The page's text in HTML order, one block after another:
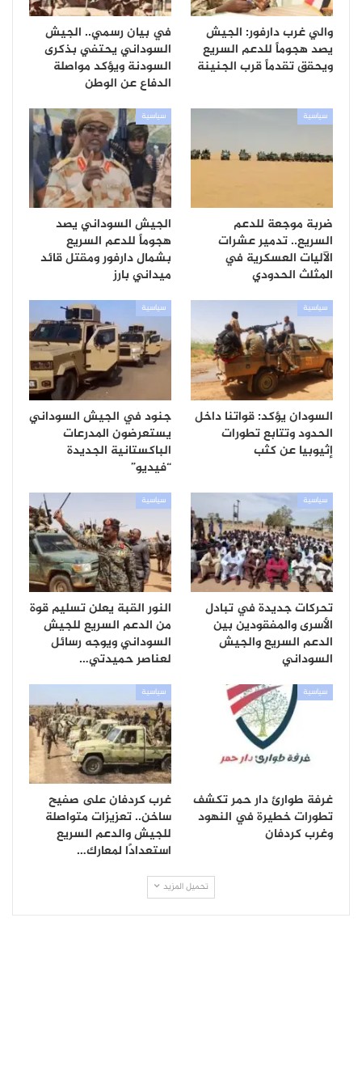
والي غرب دارفور: الجيش
يصد هجوماً للدعم السريع
ويحقق تقدماً قرب الجنينة
في بيان رسمي.. الجيش
السوداني يحتفي بذكرى
السودنة ويؤكد مواصلة
الدفاع عن الوطن
سياسية
ضربة موجعة للدعم
السريع.. تدمير عشرات
الآليات العسكرية في
المثلث الحدودي
سياسية
الجيش السوداني يصد
هجوماً للدعم السريع
بشمال دارفور ومقتل قائد
ميداني بارز
سياسية
السودان يؤكد: قواتنا داخل
الحدود وتتابع تطورات
إثيوبيا عن كثب
سياسية
جنود في الجيش السوداني
يستعرضون المدرعات
الباكستانية الجديدة
“فيديو”
سياسية
تحركات جديدة في تبادل
الأسرى والمفقودين بين
الدعم السريع والجيش
السوداني
سياسية
النور القبة يعلن تسليم قوة
من الدعم السريع للجيش
السوداني ويوجه رسائل
لعناصر حميدتي…
سياسية
غرفة طوارئ دار حمر تكشف
تطورات خطيرة في النهود
وغرب كردفان
سياسية
غرب كردفان على صفيح
ساخن.. تعزيزات متواصلة
للجيش والدعم السريع
استعدادًا لمعارك…
تحميل المزيد